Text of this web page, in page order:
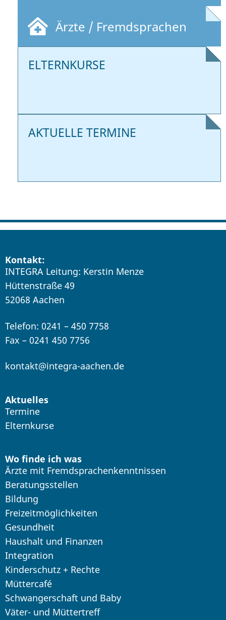
Ärzte / Fremdsprachen
ELTERNKURSE
AKTUELLE TERMINE
Kontakt:
INTEGRA Leitung: Kerstin Menze
Hüttenstraße 49
52068 Aachen
Telefon: 0241 – 450 7758
Fax – 0241 450 7756
kontakt@integra-aachen.de
Aktuelles
Termine
Elternkurse
Wo finde ich was
Ärzte mit Fremdsprachenkenntnissen
Beratungsstellen
Bildung
Freizeitmöglichkeiten
Gesundheit
Haushalt und Finanzen
Integration
Kinderschutz + Rechte
Müttercafé
Schwangerschaft und Baby
Väter- und Müttertreff